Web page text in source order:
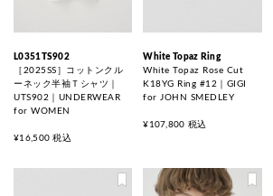
L0351TS902
［2025SS］コットンクル
ーネック半袖Ｔシャツ｜
UTS902｜UNDERWEAR
for WOMEN
¥16,500 税込
White Topaz Ring
White Topaz Rose Cut
K18YG Ring #12｜GIGI
for JOHN SMEDLEY
¥107,800 税込